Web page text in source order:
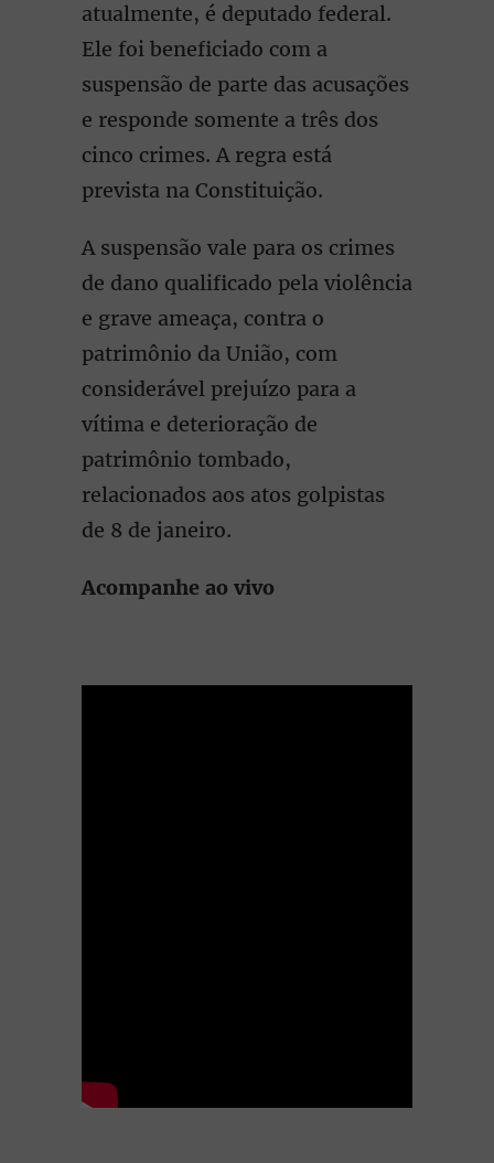
atualmente, é deputado federal.
Ele foi beneficiado com a
suspensão de parte das acusações
e responde somente a três dos
cinco crimes. A regra está
prevista na Constituição.
A suspensão vale para os crimes
de dano qualificado pela violência
e grave ameaça, contra o
patrimônio da União, com
considerável prejuízo para a
vítima e deterioração de
patrimônio tombado,
relacionados aos atos golpistas
de 8 de janeiro.
Acompanhe ao vivo